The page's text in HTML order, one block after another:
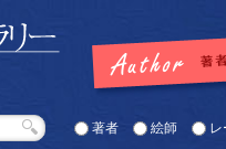
著者 絵師 レ